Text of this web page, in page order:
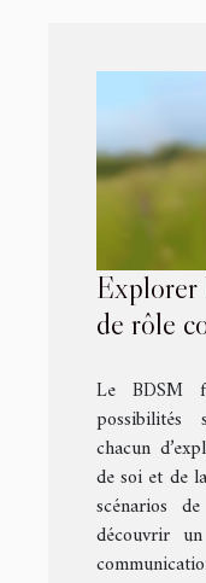
Explorer
de rôle
Le BDSM
possibilités
chacun
de soi et de
scénarios
découvrir